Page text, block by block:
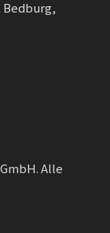
Bedburg,
Alle